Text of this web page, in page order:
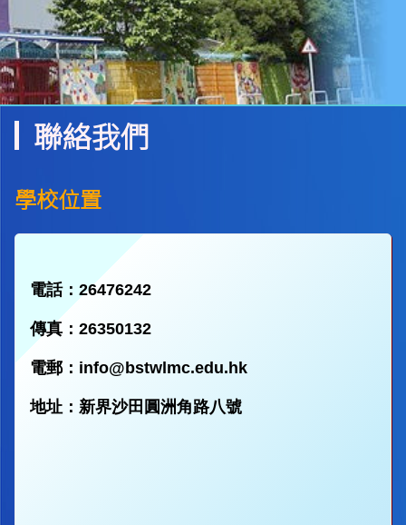
聯絡我們
學校位置
電話：26476242
傳真：26350132
電郵： info@bstwlmc.edu.hk
地址：新界沙田圓洲角路八號